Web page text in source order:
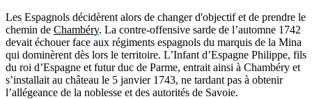
Les Espagnols décidèrent alors de changer d'objectif et de prendre le
chemin de Chambéry. La contre-offensive sarde de l’automne 1742
devait échouer face aux régiments espagnols du marquis de la Mina
qui dominèrent dès lors le territoire. L’Infant d’Espagne Philippe, fils
du roi d’Espagne et futur duc de Parme, entrait ainsi à Chambéry et
s’installait au château le 5 janvier 1743, ne tardant pas à obtenir
l’allégeance de la noblesse et des autorités de Savoie.